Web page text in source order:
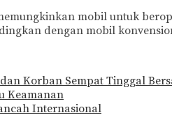
mobil untuk
dengan mobil
Korban Sempat Tinggal
Keamanan
Internasional